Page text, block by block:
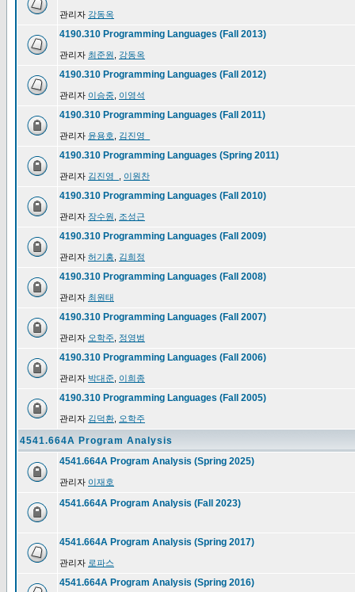
관리자 강동옥
4190.310 Programming Languages (Fall 2013)
관리자 최준원 강동옥
4190.310 Programming Languages (Fall 2012)
관리자 이승중 이영석
4190.310 Programming Languages (Fall 2011)
관리자 윤용호 김진영_
4190.310 Programming Languages (Spring 2011)
관리자 김진영_ 이원찬
4190.310 Programming Languages (Fall 2010)
관리자 장수원 조성근
4190.310 Programming Languages (Fall 2009)
관리자 허기홍 김희정
4190.310 Programming Languages (Fall 2008)
관리자 최원태
4190.310 Programming Languages (Fall 2007)
관리자 오학주 정영범
4190.310 Programming Languages (Fall 2006)
관리자 박대준 이희종
4190.310 Programming Languages (Fall 2005)
관리자 김덕환 오학주
4541.664A Program Analysis
4541.664A Program Analysis (Spring 2025)
관리자 이재호
4541.664A Program Analysis (Fall 2023)
4541.664A Program Analysis (Spring 2017)
관리자 로파스
4541.664A Program Analysis (Spring 2016)